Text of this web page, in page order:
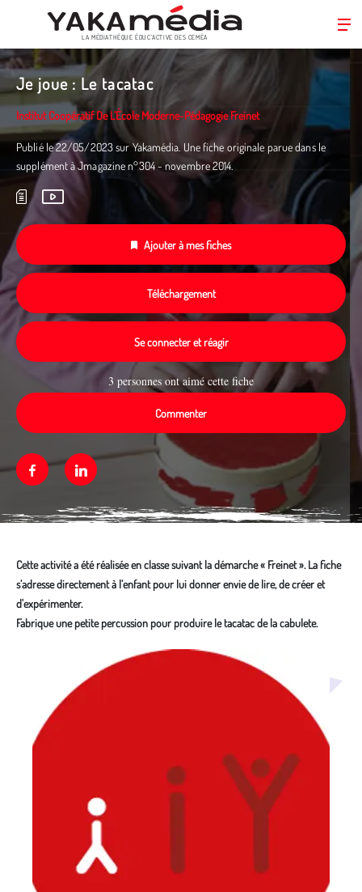
Aller
au
contenu
principal
LA MÉDIATHÈQUE ÉDUC’ACTIVE DES CEMÉA
Je joue : Le tacatac
Institut Coopératif De L’École Moderne-Pédagogie Freinet
Publié le 22/05/2023 sur Yakamédia. Une fiche originale parue dans le
supplément à Jmagazine n°304 - novembre 2014.
Ajouter à mes fiches
Téléchargement
Se connecter et réagir
3 personnes ont aimé cette fiche
Commenter
FacebookLinkedin
Cette activité a été réalisée en classe suivant la démarche « Freinet ». La fiche
s’adresse directement à l’enfant pour lui donner envie de lire, de créer et
d'expérimenter.
Fabrique une petite percussion pour produire le tacatac de la cabulete.